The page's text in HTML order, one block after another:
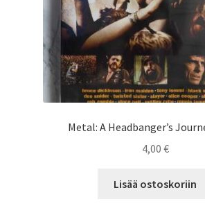
Metal: A Headbanger’s
4,00 €
Lisää ostoskoriin